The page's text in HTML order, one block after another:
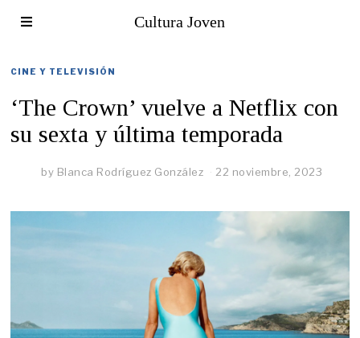
Cultura Joven
CINE Y TELEVISIÓN
‘The Crown’ vuelve a Netflix con
su sexta y última temporada
by Blanca Rodríguez González 22 noviembre, 2023